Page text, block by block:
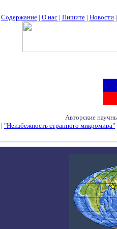
Содержание| О нас| Пишите| Новости|
Авторские
| "Неизбежность странного микромира"